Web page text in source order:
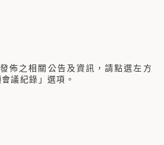
佈之相關公告及資訊，請點選左方
議紀錄」選項。